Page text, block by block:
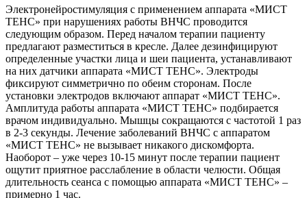
Электронейростимуляция с применением аппарата «МИСТ
ТЕНС» при нарушениях работы ВНЧС проводится
следующим образом. Перед началом терапии пациенту
предлагают разместиться в кресле. Далее дезинфицируют
определенные участки лица и шеи пациента, устанавливают
на них датчики аппарата «МИСТ ТЕНС». Электроды
фиксируют симметрично по обеим сторонам. После
установки электродов включают аппарат «МИСТ ТЕНС».
Амплитуда работы аппарата «МИСТ ТЕНС» подбирается
врачом индивидуально. Мышцы сокращаются с частотой 1 раз
в 2-3 секунды. Лечение заболеваний ВНЧС с аппаратом
«МИСТ ТЕНС» не вызывает никакого дискомфорта.
Наоборот – уже через 10-15 минут после терапии пациент
ощутит приятное расслабление в области челюсти. Общая
длительность сеанса с помощью аппарата «МИСТ ТЕНС» –
примерно 1 час.